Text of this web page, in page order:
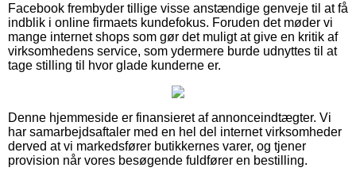
Facebook frembyder tillige visse anstændige genveje til at få
indblik i online firmaets kundefokus. Foruden det møder vi
mange internet shops som gør det muligt at give en kritik af
virksomhedens service, som ydermere burde udnyttes til at
tage stilling til hvor glade kunderne er.
Denne hjemmeside er finansieret af annonceindtægter. Vi
har samarbejdsaftaler med en hel del internet virksomheder
derved at vi markedsfører butikkernes varer, og tjener
provision når vores besøgende fuldfører en bestilling.